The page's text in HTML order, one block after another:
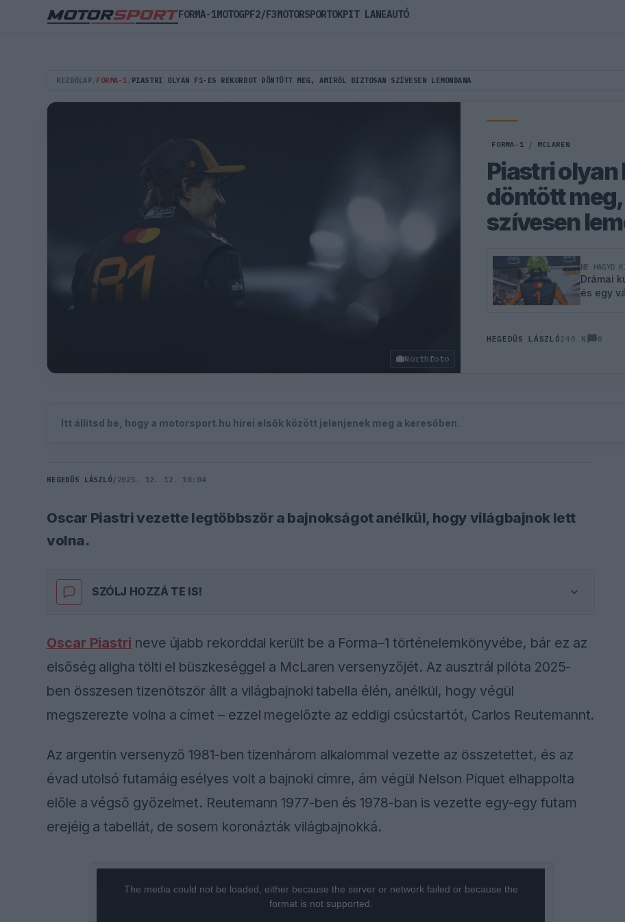
KEZDŐLAP FORMA-1 PIASTRI OLYAN F1-ES REKORDOT DÖNTÖTT MEG, AMIRŐL BIZTOSAN SZÍVESEN LEMONDANA
Northfoto
FORMA-1 / MCLAREN
Piastri olyan
döntött
szívesen
NE HAGYD
Drámai
és egy
HEGEDŰS LÁSZLÓ240 N 0
Itt állítsd be, hogy a motorsport.hu hírei elsők között jelenjenek meg a keresőben.
HEGEDŰS LÁSZLÓ/ 2025. 12. 12. 10:04
Oscar Piastri vezette legtöbbször a bajnokságot anélkül, hogy világbajnok lett
volna.
SZÓLJ HOZZÁ TE IS!
Oscar Piastri neve újabb rekorddal került be a Forma–1 történelemkönyvébe, bár ez az
elsőség aligha tölti el büszkeséggel a McLaren versenyzőjét. Az ausztrál pilóta 2025-
ben összesen tizenötször állt a világbajnoki tabella élén, anélkül, hogy végül
megszerezte volna a címet – ezzel megelőzte az eddigi csúcstartót, Carlos Reutemannt.
Az argentin versenyző 1981-ben tizenhárom alkalommal vezette az összetettet, és az
évad utolsó futamáig esélyes volt a bajnoki címre, ám végül Nelson Piquet elhappolta
előle a végső győzelmet. Reutemann 1977-ben és 1978-ban is vezette egy-egy futam
erejéig a tabellát, de sosem koronázták világbajnokká.
The media could not be loaded, either because the server or network failed or because the
format is not supported.
FORMA-1MOTOGPF2/F3MOTORSPORTOKPIT LANEAUTÓ